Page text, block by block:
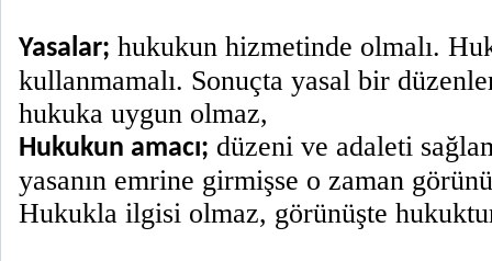
Yasalar; hukukun hizmetinde olmalı.
kullanmamalı. Sonuçta yasal bir
hukuka uygun olmaz,
Hukukun amacı; düzeni ve adaleti
yasanın emrine girmişse o zaman
Hukukla ilgisi olmaz, görünüşte